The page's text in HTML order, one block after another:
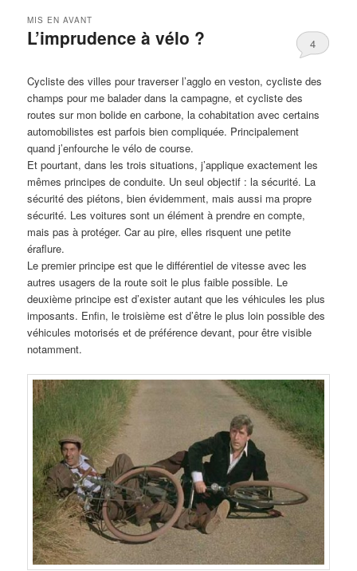
L’imprudence à vélo ?
MIS EN AVANT
4
Cycliste des villes pour traverser l’agglo en veston, cycliste des
champs pour me balader dans la campagne, et cycliste des
routes sur mon bolide en carbone, la cohabitation avec certains
automobilistes est parfois bien compliquée. Principalement
quand j’enfourche le vélo de course.
Et pourtant, dans les trois situations, j’applique exactement les
mêmes principes de conduite. Un seul objectif : la sécurité. La
sécurité des piétons, bien évidemment, mais aussi ma propre
sécurité. Les voitures sont un élément à prendre en compte,
mais pas à protéger. Car au pire, elles risquent une petite
éraflure.
Le premier principe est que le différentiel de vitesse avec les
autres usagers de la route soit le plus faible possible. Le
deuxième principe est d’exister autant que les véhicules les plus
imposants. Enfin, le troisième est d’être le plus loin possible des
véhicules motorisés et de préférence devant, pour être visible
notamment.